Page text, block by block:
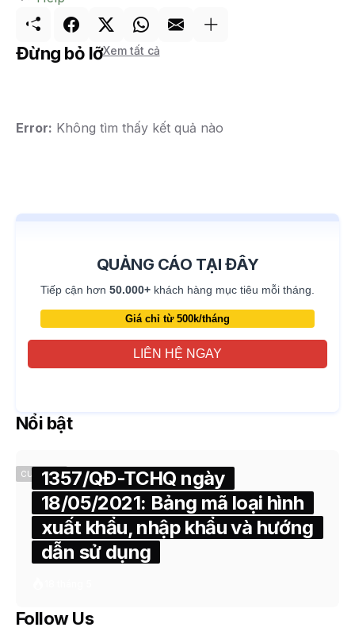
Đừng bỏ lỡXem tất cả
Error: Không tìm thấy kết quả nào
QUẢNG CÁO TẠI ĐÂY
Tiếp cận hơn 50.000+ khách hàng mục tiêu mỗi tháng.
Giá chỉ từ 500k/tháng
LIÊN HỆ NGAY
Nổi bật
CUSTOMS1357/QĐ-TCHQ ngày
18/05/2021: Bảng mã loại hình
xuất khẩu, nhập khẩu và hướng
dẫn sử dụng
Follow Us